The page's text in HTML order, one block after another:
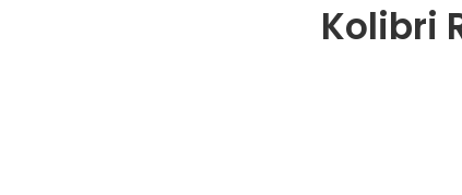
Kolibri